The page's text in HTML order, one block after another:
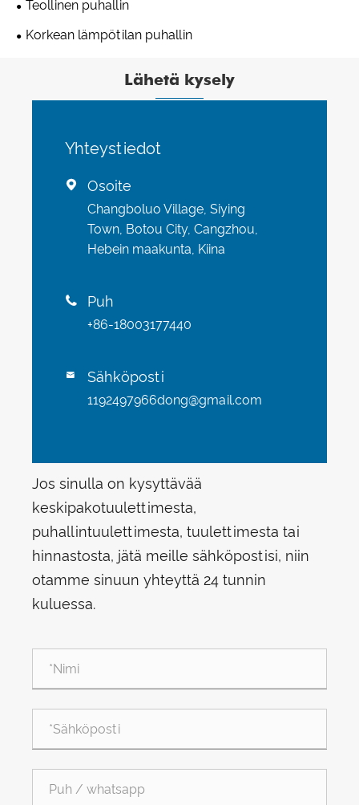
Teollinen puhallin
Korkean lämpötilan puhallin
Lähetä kysely
Yhteystiedot
 Osoite
Changboluo Village, Siying
Town, Botou City, Cangzhou,
Hebein maakunta, Kiina
 Puh
+86-18003177440
 Sähköposti
1192497966dong@gmail.com
Jos sinulla on kysyttävää
keskipakotuulettimesta,
puhallintuulettimesta, tuulettimesta tai
hinnastosta, jätä meille sähköpostisi, niin
otamme sinuun yhteyttä 24 tunnin
kuluessa.